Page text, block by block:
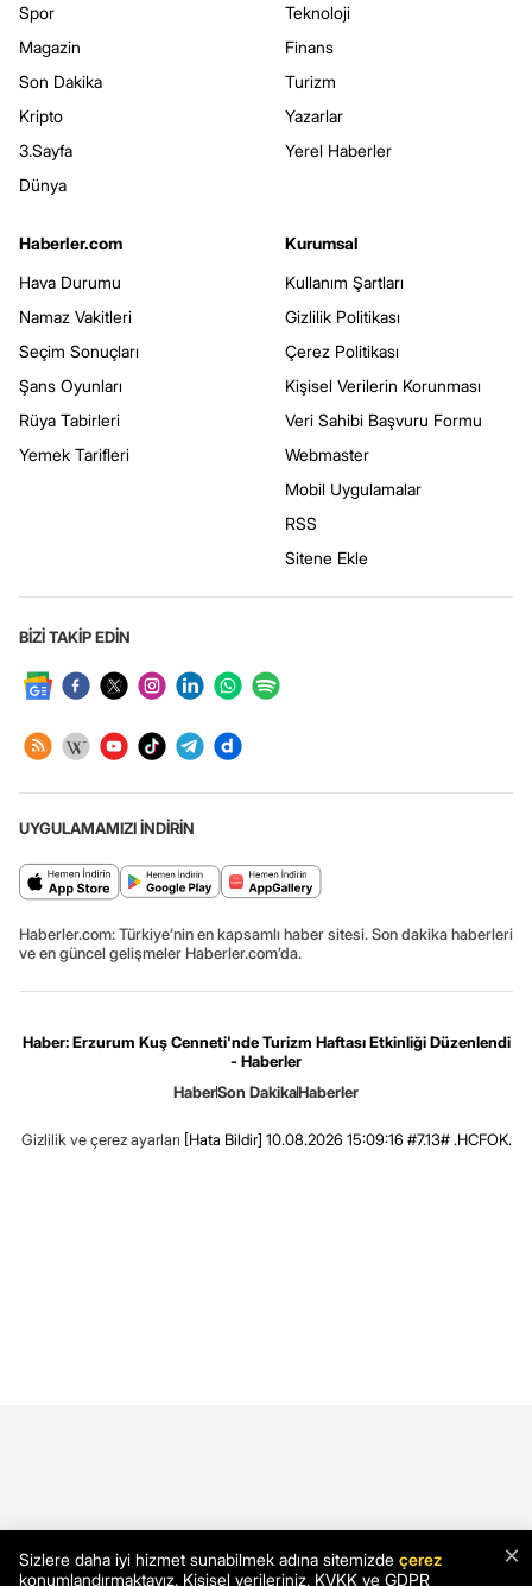
Spor
Magazin
Son Dakika
Kripto
3.Sayfa
Dünya
Teknoloji
Finans
Turizm
Yazarlar
Yerel Haberler
Haberler.com
Hava Durumu
Namaz Vakitleri
Seçim Sonuçları
Şans Oyunları
Rüya Tabirleri
Yemek Tarifleri
Kurumsal
Kullanım Şartları
Gizlilik Politikası
Çerez Politikası
Kişisel Verilerin Korunması
Veri Sahibi Başvuru Formu
Webmaster
Mobil Uygulamalar
RSS
Sitene Ekle
BİZİ TAKİP EDİN
UYGULAMAMIZI İNDİRİN
Haberler.com: Türkiye’nin en kapsamlı haber sitesi. Son dakika haberleri
ve en güncel gelişmeler Haberler.com’da.
Haber: Erzurum Kuş Cenneti'nde Turizm Haftası Etkinliği Düzenlendi
- Haberler
HaberSon DakikaHaberler
Gizlilik ve çerez ayarları [Hata Bildir] 10.08.2026 15:09:16 #7.13# .HCFOK.
×
Sizlere daha iyi hizmet sunabilmek adına sitemizde çerez
konumlandırmaktayız. Kişisel verileriniz, KVKK ve GDPR